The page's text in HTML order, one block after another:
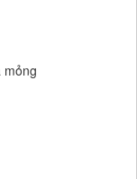
mỏng